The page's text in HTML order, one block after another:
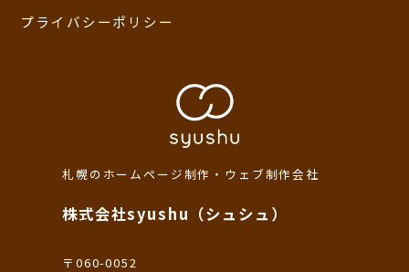
札幌のホームページ制作・ウェブ制作会社
株式会社syushu（シュシュ）
〒060-0052
プライバシーポリシー